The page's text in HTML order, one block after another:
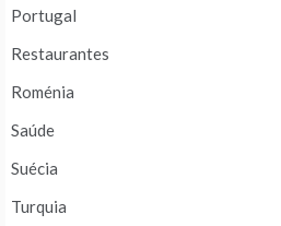
Portugal
Restaurantes
Roménia
Saúde
Suécia
Turquia